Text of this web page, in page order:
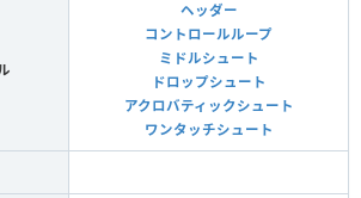
ヘッダー
コントロールループ
ミドルシュート
ドロップシュート
アクロバティックシュート
ワンタッチシュート